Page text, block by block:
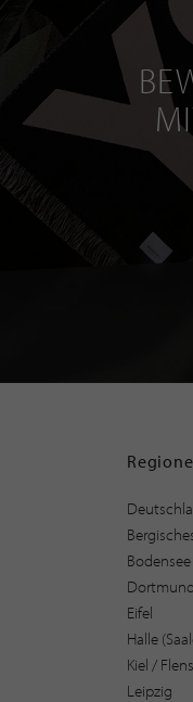
Bodensee
Dortmund
Eifel
Halle
Kiel /
Leipzig